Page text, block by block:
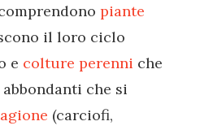
piante
il loro ciclo
e colture perenni che
che si
(carciofi,